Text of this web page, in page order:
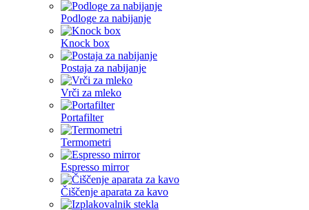
Podloge za nabijanje
Knock box
Postaja za nabijanje
Vrči za mleko
Portafilter
Termometri
Espresso mirror
Čiščenje aparata za kavo